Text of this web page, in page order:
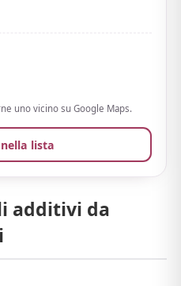
l'umore.
delicatamente fino a
idratanti e beauty
di seta, la pelle
o da regalare come
uno vicino su Google Maps.
lista
additivi da